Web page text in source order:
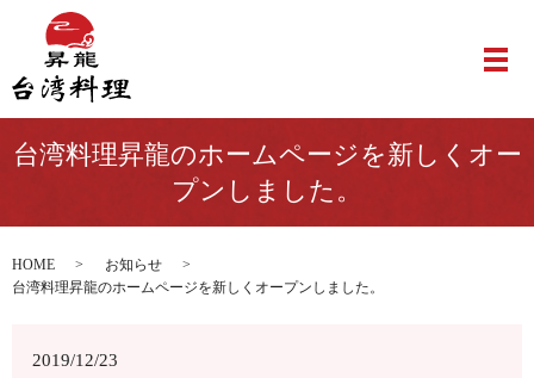
メ
台湾料理昇龍のホームページを新しくオー
プンしました。
HOME
お知らせ
台湾料理昇龍のホームページを新しくオープンしました。
2019/12/23